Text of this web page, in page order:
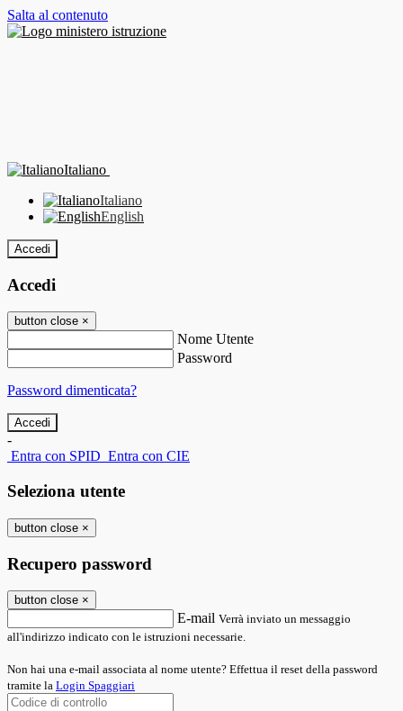
Salta al contenuto
Italiano
Italiano
English
Accedi
Accedi
button close ×
Nome Utente
Password
Password dimenticata?
-
Entra con SPID Entra con CIE
Seleziona utente
button close ×
Recupero password
button close ×
E-mail Verrà inviato un messaggio
all'indirizzo indicato con le istruzioni necessarie.
Non hai una e-mail associata al nome utente? Effettua il reset della password
tramite la Login Spaggiari